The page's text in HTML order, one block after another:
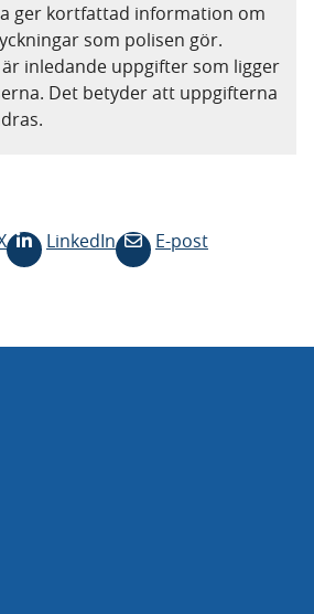
ger kortfattad information om
som polisen gör.
inledande uppgifter som ligger
Det betyder att uppgifterna
LinkedIn E-post